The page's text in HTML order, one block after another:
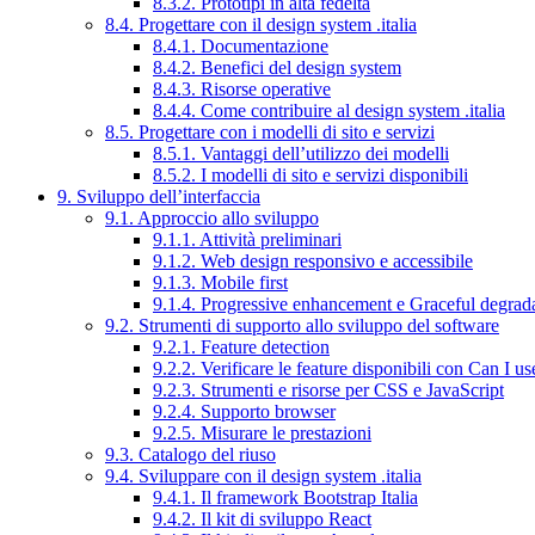
8.4. Progettare con il design system .italia
8.4.1. Documentazione
8.4.2. Benefici del design system
8.4.3. Risorse operative
8.4.4. Come contribuire al design system .italia
8.5. Progettare con i modelli di sito e servizi
8.5.1. Vantaggi dell’utilizzo dei modelli
8.5.2. I modelli di sito e servizi disponibili
9. Sviluppo dell’interfaccia
9.1. Approccio allo sviluppo
9.1.1. Attività preliminari
9.1.2. Web design responsivo e accessibile
9.1.3. Mobile first
9.1.4. Progressive enhancement e Graceful
9.2. Strumenti di supporto allo sviluppo del software
9.2.1. Feature detection
9.2.2. Verificare le feature disponibili con Can I
9.2.3. Strumenti e risorse per CSS e JavaScript
9.2.4. Supporto browser
9.2.5. Misurare le prestazioni
9.3. Catalogo del riuso
9.4. Sviluppare con il design system .italia
9.4.1. Il framework Bootstrap Italia
9.4.2. Il kit di sviluppo React